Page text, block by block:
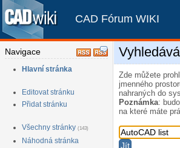
CAD Fórum WIKI
Navigace
Hlavní stránka
Editovat stránku
Přidat stránku
Všechny stránky (143)
Náhodná stránka
Zde můžete
jmenného
nahraných do
Poznámka:
na které máte